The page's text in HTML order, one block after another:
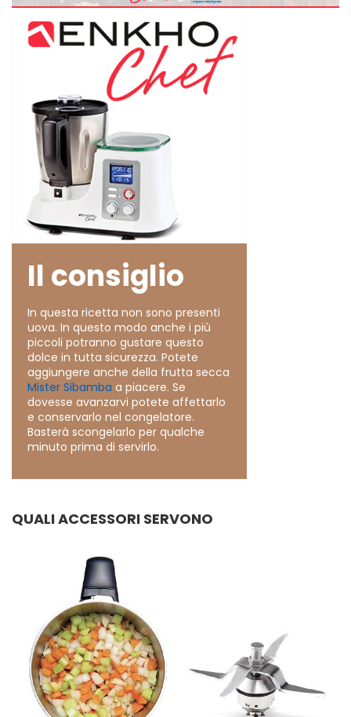
Il consiglio
In questa ricetta non sono presenti
uova. In questo modo anche i più
piccoli potranno gustare questo
dolce in tutta sicurezza. Potete
aggiungere anche della frutta secca
Mister Sibamba a piacere. Se
dovesse avanzarvi potete affettarlo
e conservarlo nel congelatore.
Basterà scongelarlo per qualche
minuto prima di servirlo.
QUALI ACCESSORI SERVONO